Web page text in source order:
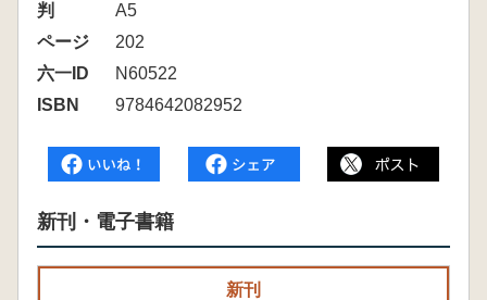
判
A5
ページ
202
六一ID
N60522
ISBN
9784642082952
新刊・電子書籍
新刊